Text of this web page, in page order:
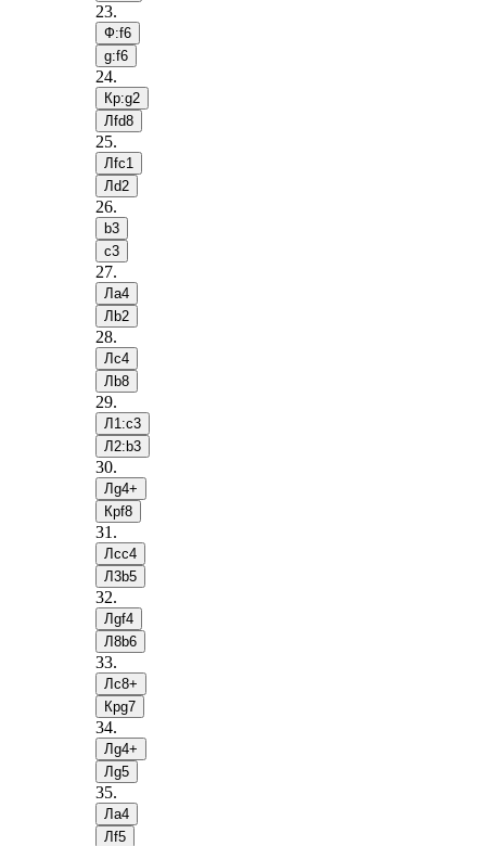
23.
Ф:f6
g:f6
24.
Кр:g2
Лfd8
25.
Лfc1
Лd2
26.
b3
c3
27.
Лa4
Лb2
28.
Лc4
Лb8
29.
Л1:c3
Л2:b3
30.
Лg4+
Крf8
31 .
Лcc4
Л3b5
32.
Лgf4
Л8b6
33.
Лc8+
Крg7
34.
Лg4+
Лg5
35.
Лa4
Лf5